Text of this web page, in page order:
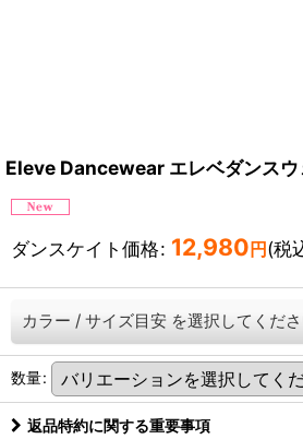
Eleve Dancewear エレベダンス
ダンスケイト価格: 12,980 円 (税
カラー / サイズ目安 を選択してくだ
数量:
返品特約に関する重要事項